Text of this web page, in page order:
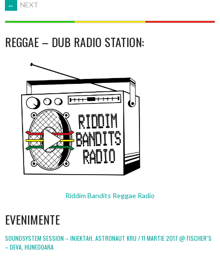
POSTS
NAVIGATION
← NEXT
REGGAE – DUB RADIO STATION:
Riddim Bandits Reggae Radio
EVENIMENTE
SOUNDSYSTEM SESSION – INJEKTAH, ASTRONAUT KRU / 11 MARTIE 2017 @ FISCHER’S
– DEVA, HUNEDOARA